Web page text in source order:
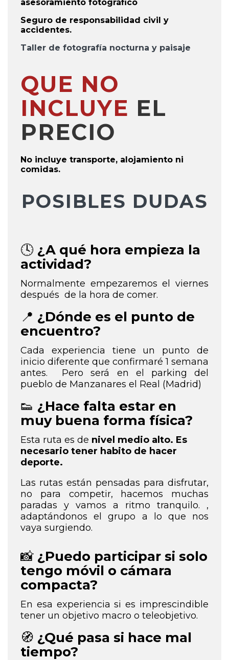
asesoramiento fotográfico
Seguro de responsabilidad civil y
accidentes.
Taller de fotografía nocturna y paisaje
QUE NO
INCLUYE EL
PRECIO
No incluye transporte, alojamiento ni
comidas.
POSIBLES DUDAS
🕓 ¿A qué hora empieza la
actividad?
Normalmente empezaremos el viernes
después de la hora de comer.
📍 ¿Dónde es el punto de
encuentro?
Cada experiencia tiene un punto de
inicio diferente que confirmaré 1 semana
antes. Pero será en el parking del
pueblo de Manzanares el Real (Madrid)
👟 ¿Hace falta estar en
muy buena forma física?
Esta ruta es de nivel medio alto. Es
necesario tener habito de hacer
deporte.
Las rutas están pensadas para disfrutar,
no para competir, hacemos muchas
paradas y vamos a
ritmo tranquilo. ,
adaptándonos el grupo a lo que nos
vaya surgiendo.
📸 ¿Puedo participar si solo
tengo móvil o cámara
compacta?
En esa experiencia si es imprescindible
tener un objetivo macro o teleobjetivo.
🧭 ¿Qué pasa si hace mal
tiempo?